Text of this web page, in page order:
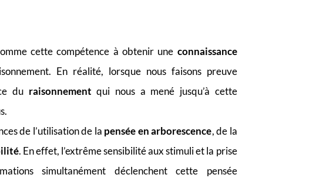
cette compétence à obtenir une connaissance
En réalité, lorsque nous faisons preuve
du raisonnement qui nous a mené jusqu’à cette
de l’utilisation de la pensée en arborescence, de la
. En effet, l’extrême sensibilité aux stimuli et la prise
simultanément déclenchent cette pensée